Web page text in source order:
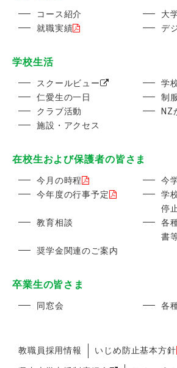
コース紹介
大
就職実績
デ
学校生活
スクールビュー
学
仁愛生の一日
制
クラブ活動
NZ
施設・アクセス
在校生および保護者の皆さま
今月の時程
今
今年度の行事予定
学
停
教育相談
各
書
奨学金関連のご案内
卒業生の皆さま
同窓会 各
教職員採用情報 いじめ防止基本方針